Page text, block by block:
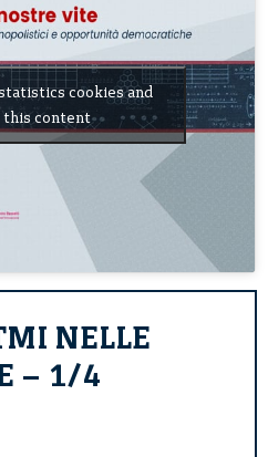
cookies and
this content
NELLE
– 1/4